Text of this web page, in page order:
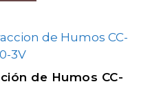
de Humos CC-